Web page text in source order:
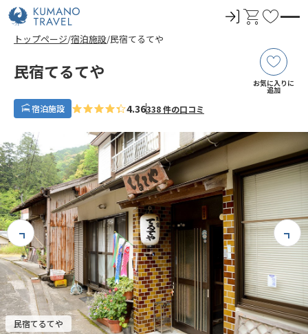
ロ カ お
に
入
り
トップページ 宿泊施設 民宿てるてや
民宿てるてや
お気に入りに
追加
宿泊施設 4.36338 件の口コミ
民宿てるてや